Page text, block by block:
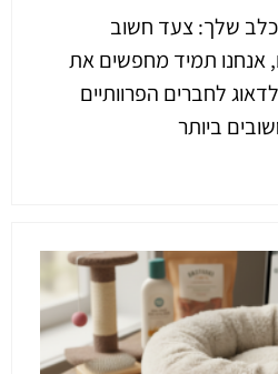
שלך: צעד חשוב
אנחנו תמיד מחפשים את
לחברים הפרוותיים
ביותר